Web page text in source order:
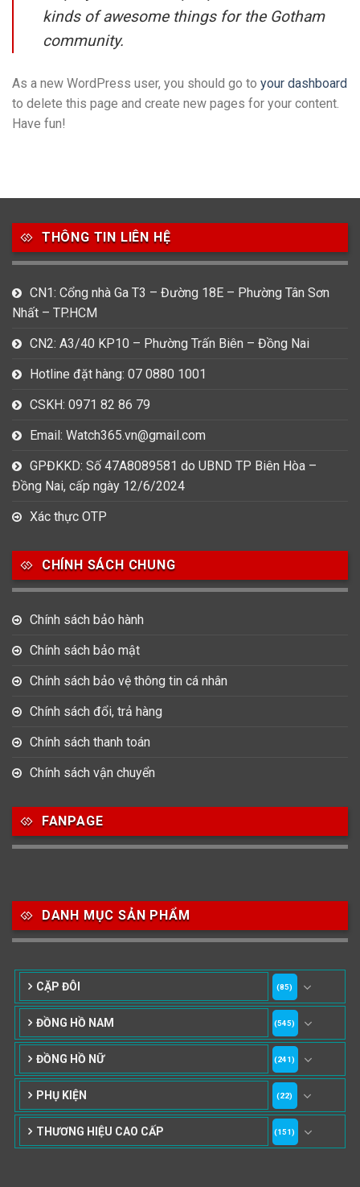
kinds of awesome things for the Gotham
community.
As a new WordPress user, you should go to your dashboard
to delete this page and create new pages for your content.
Have fun!
THÔNG TIN LIÊN HỆ
CN1: Cổng nhà Ga T3 – Đường 18E – Phường Tân Sơn
Nhất – TP.HCM
CN2: A3/40 KP10 – Phường Trấn Biên – Đồng Nai
Hotline đặt hàng: 07 0880 1001
CSKH: 0971 82 86 79
Email: Watch365.vn@gmail.com
GPĐKKD: Số 47A8089581 do UBND TP Biên Hòa –
Đồng Nai, cấp ngày 12/6/2024
Xác thực OTP
CHÍNH SÁCH CHUNG
Chính sách bảo hành
Chính sách bảo mật
Chính sách bảo vệ thông tin cá nhân
Chính sách đổi, trả hàng
Chính sách thanh toán
Chính sách vận chuyển
FANPAGE
DANH MỤC SẢN PHẨM
CẶP ĐÔI (85)
ĐỒNG HỒ NAM (545)
ĐỒNG HỒ NỮ (241)
PHỤ KIỆN (22)
THƯƠNG HIỆU CAO CẤP (151)